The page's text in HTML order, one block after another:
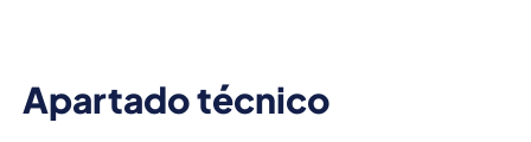
Apartado técnico